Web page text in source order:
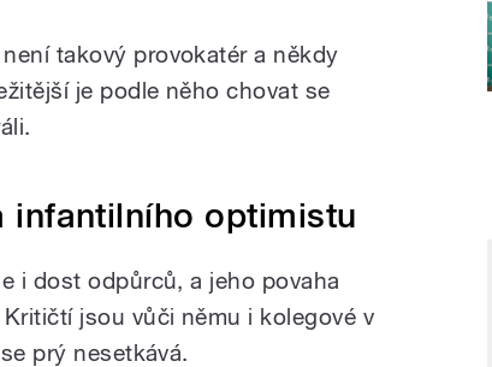
takový provokatér a někdy
je podle něho chovat se
infantilního optimistu
i dost odpůrců, a jeho povaha
jsou vůči němu i kolegové v
prý nesetkává.